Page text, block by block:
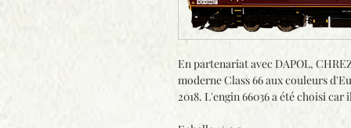
En partenariat avec DAPOL,
moderne Class 66 aux couleurs
2018. L'engin 66036 a été choisi